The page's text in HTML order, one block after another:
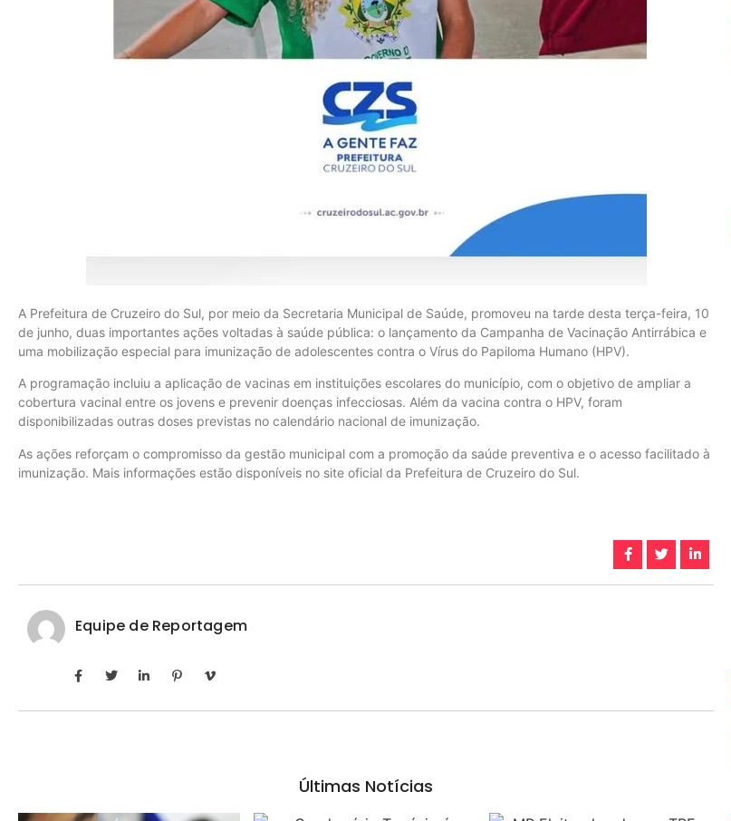
A Prefeitura de Cruzeiro do Sul, por meio da Secretaria Municipal de Saúde, promoveu na tarde desta terça-feira, 10
de junho, duas importantes ações voltadas à saúde pública: o lançamento da Campanha de Vacinação Antirrábica e
uma mobilização especial para imunização de adolescentes contra o Vírus do Papiloma Humano (HPV).
A programação incluiu a aplicação de vacinas em instituições escolares do município, com o objetivo de ampliar a
cobertura vacinal entre os jovens e prevenir doenças infecciosas. Além da vacina contra o HPV, foram
disponibilizadas outras doses previstas no calendário nacional de imunização.
As ações reforçam o compromisso da gestão municipal com a promoção da saúde preventiva e o acesso facilitado à
imunização. Mais informações estão disponíveis no site oficial da Prefeitura de Cruzeiro do Sul.
Equipe de Reportagem
Últimas Notícias